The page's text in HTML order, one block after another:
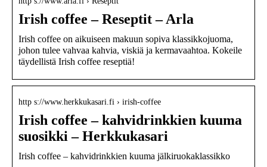
Irish coffee – Reseptit – Arla
Irish coffee on aikuiseen makuun sopiva klassikkojuoma,
johon tulee vahvaa kahvia, viskiä ja kermavaahtoa. Kokeile
täydellistä Irish coffee reseptiä!
http s://www.herkkukasari.fi › irish-coffee
Irish coffee – kahvidrinkkien kuuma
suosikki – Herkkukasari
Irish coffee – kahvidrinkkien kuuma jälkiruokaklassikko